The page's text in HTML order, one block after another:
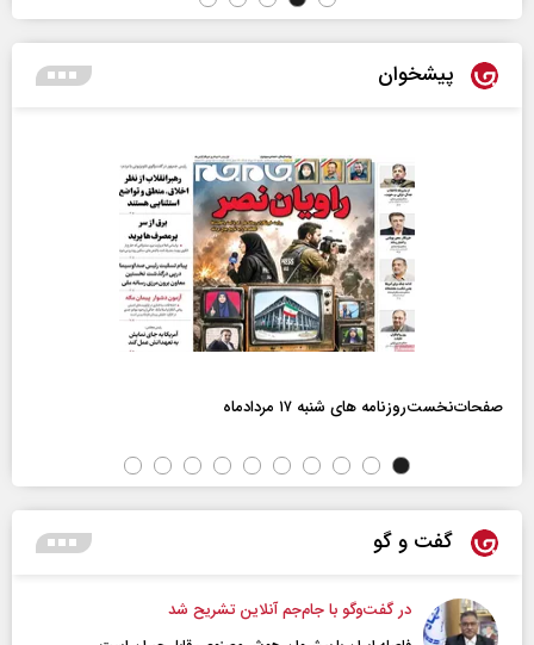
پیشخوان
صفحات‌نخست‌روزنامه ها‌ی شنبه ۱۷ مردادماه
گفت و گو
در گفت‌و‌گو با جام‌جم آنلاین تشریح شد